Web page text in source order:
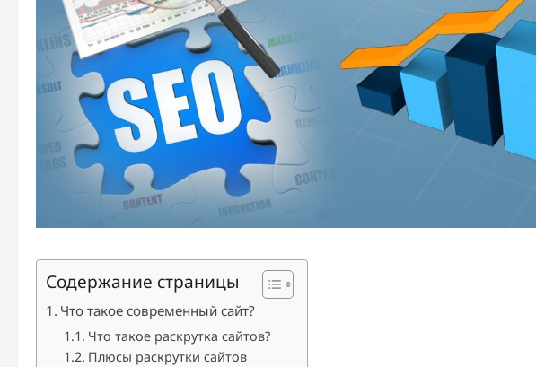
Содержание страницы
Что такое современный сайт?
Что такое раскрутка сайтов?
Плюсы раскрутки сайтов